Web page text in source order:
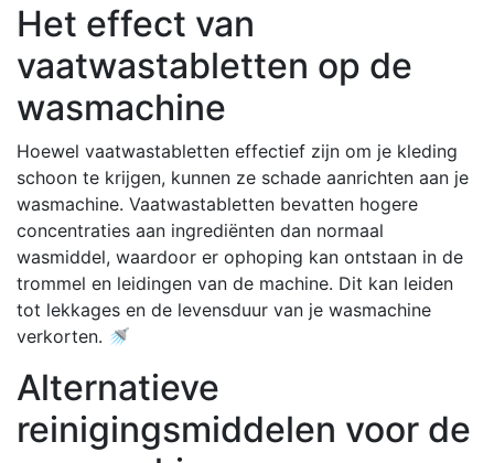
Het effect van
vaatwastabletten op de
wasmachine
Hoewel vaatwastabletten effectief zijn om je kleding
schoon te krijgen, kunnen ze schade aanrichten aan je
wasmachine. Vaatwastabletten bevatten hogere
concentraties aan ingrediënten dan normaal
wasmiddel, waardoor er ophoping kan ontstaan in de
trommel en leidingen van de machine. Dit kan leiden
tot lekkages en de levensduur van je wasmachine
verkorten. 🚿
Alternatieve
reinigingsmiddelen voor de